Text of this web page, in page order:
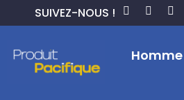
SUIVEZ-NOUS !
Homme